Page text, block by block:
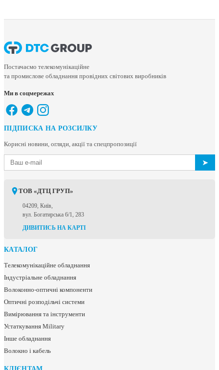
Постачаємо телекомунікаційне
та промислове обладнання провідних світових виробників
Ми в соцмережах
ПІДПИСКА НА РОЗСИЛКУ
Корисні новини, огляди, акції та спецпропозиції
➤
ТОВ «ДТЦ ГРУП»
04209, Київ,
вул. Богатирська 6/1, 283
ДИВИТИСЬ НА КАРТІ
КАТАЛОГ
Телекомунікаційне обладнання
Індустріальне обладнання
Волоконно-оптичні компоненти
Оптичні розподільчі системи
Вимірювання та інструменти
Устаткування Military
Інше обладнання
Волокно і кабель